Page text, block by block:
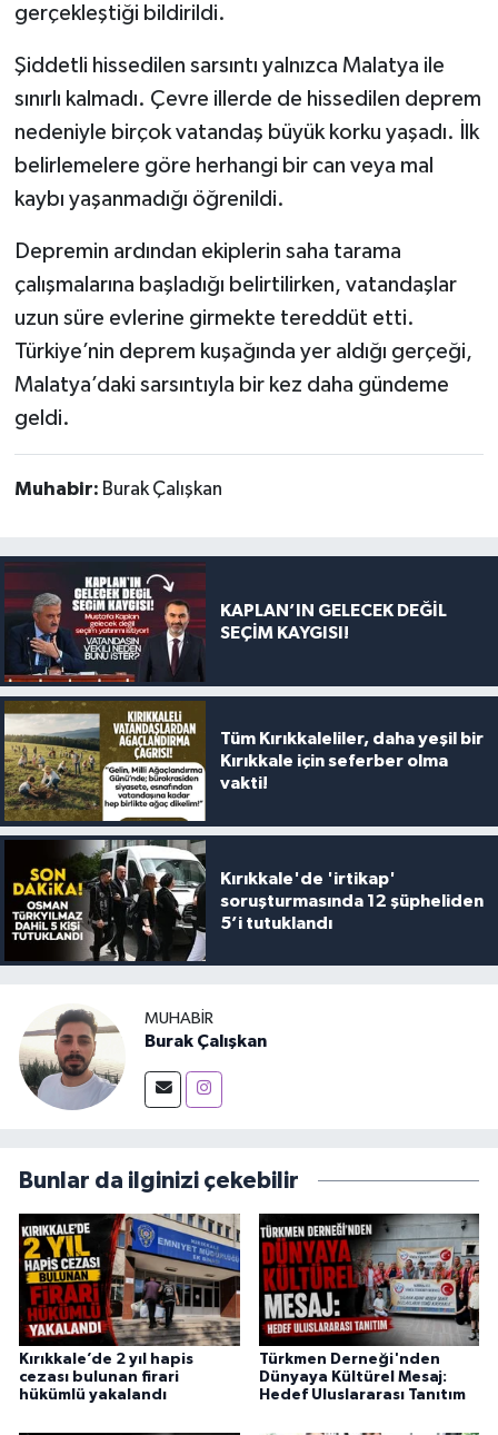
gerçekleştiği bildirildi.
Şiddetli hissedilen sarsıntı yalnızca Malatya ile
sınırlı kalmadı. Çevre illerde de hissedilen deprem
nedeniyle birçok vatandaş büyük korku yaşadı. İlk
belirlemelere göre herhangi bir can veya mal
kaybı yaşanmadığı öğrenildi.
Depremin ardından ekiplerin saha tarama
çalışmalarına başladığı belirtilirken, vatandaşlar
uzun süre evlerine girmekte tereddüt etti.
Türkiye’nin deprem kuşağında yer aldığı gerçeği,
Malatya’daki sarsıntıyla bir kez daha gündeme
geldi.
Muhabir: Burak Çalışkan
KAPLAN’IN GELECEK DEĞİL
SEÇİM KAYGISI!
Tüm Kırıkkaleliler, daha yeşil bir
Kırıkkale için seferber olma
vakti!
Kırıkkale'de 'irtikap'
soruşturmasında 12 şüpheliden
5’i tutuklandı
MUHABIR
Burak Çalışkan
Bunlar da ilginizi çekebilir
Kırıkkale’de 2 yıl hapis
cezası bulunan firari
hükümlü yakalandı
Türkmen Derneği'nden
Dünyaya Kültürel Mesaj:
Hedef Uluslararası Tanıtım